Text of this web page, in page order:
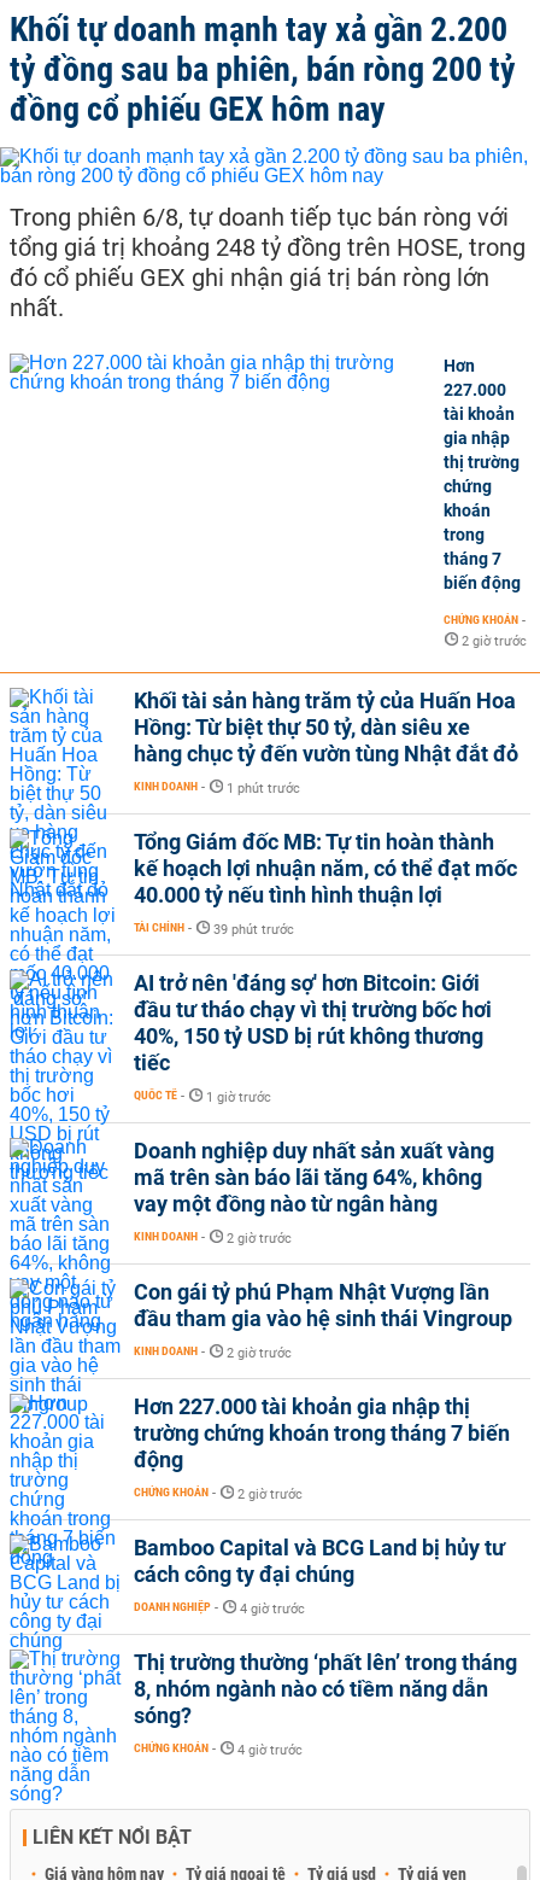
Khối tự doanh mạnh tay xả gần 2.200
tỷ đồng sau ba phiên, bán ròng 200 tỷ
đồng cổ phiếu GEX hôm nay
Trong phiên 6/8, tự doanh tiếp tục bán ròng với
tổng giá trị khoảng 248 tỷ đồng trên HOSE, trong
đó cổ phiếu GEX ghi nhận giá trị bán ròng lớn
nhất.
Hơn
227.000
tài khoản
gia nhập
thị trường
chứng
khoán
trong
tháng 7
biến động
CHỨNG KHOÁN -
2 giờ trước
Khối tài sản hàng trăm tỷ của Huấn Hoa
Hồng: Từ biệt thự 50 tỷ, dàn siêu xe
hàng chục tỷ đến vườn tùng Nhật đắt đỏ
KINH DOANH - 1 phút trước
Tổng Giám đốc MB: Tự tin hoàn thành
kế hoạch lợi nhuận năm, có thể đạt mốc
40.000 tỷ nếu tình hình thuận lợi
TÀI CHÍNH - 39 phút trước
AI trở nên 'đáng sợ' hơn Bitcoin: Giới
đầu tư tháo chạy vì thị trường bốc hơi
40%, 150 tỷ USD bị rút không thương
tiếc
QUỐC TẾ - 1 giờ trước
Doanh nghiệp duy nhất sản xuất vàng
mã trên sàn báo lãi tăng 64%, không
vay một đồng nào từ ngân hàng
KINH DOANH - 2 giờ trước
Con gái tỷ phú Phạm Nhật Vượng lần
đầu tham gia vào hệ sinh thái Vingroup
KINH DOANH - 2 giờ trước
Hơn 227.000 tài khoản gia nhập thị
trường chứng khoán trong tháng 7 biến
động
CHỨNG KHOÁN - 2 giờ trước
Bamboo Capital và BCG Land bị hủy tư
cách công ty đại chúng
DOANH NGHIỆP - 4 giờ trước
Thị trường thường ‘phất lên’ trong tháng
8, nhóm ngành nào có tiềm năng dẫn
sóng?
CHỨNG KHOÁN - 4 giờ trước
LIÊN KẾT NỔI BẬT
Giá vàng hôm nay Tỷ giá ngoại tệ Tỷ giá usd Tỷ giá yen